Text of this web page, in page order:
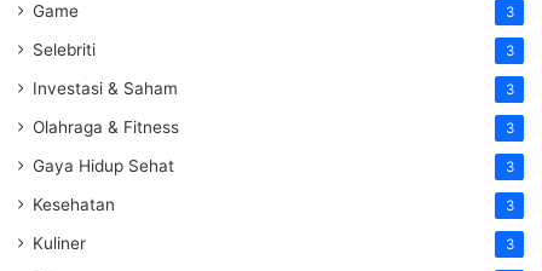
Game 3
Selebriti 3
Investasi & Saham 3
Olahraga & Fitness 3
Gaya Hidup Sehat 3
Kesehatan 3
Kuliner 3